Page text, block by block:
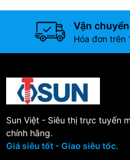
Vận
Hóa đơn trên
Sun Việt - Siêu thị trực tuyến
chính hãng.
Giá siêu tốt - Giao siêu tốc.